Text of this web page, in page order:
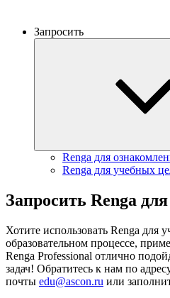
Запросить
Renga для
Renga для учебных
Запросить Renga
Хотите использовать Renga для
образовательном процессе,
Renga Professional отлично
задач! Обратитесь к нам по
почты edu@ascon.ru или